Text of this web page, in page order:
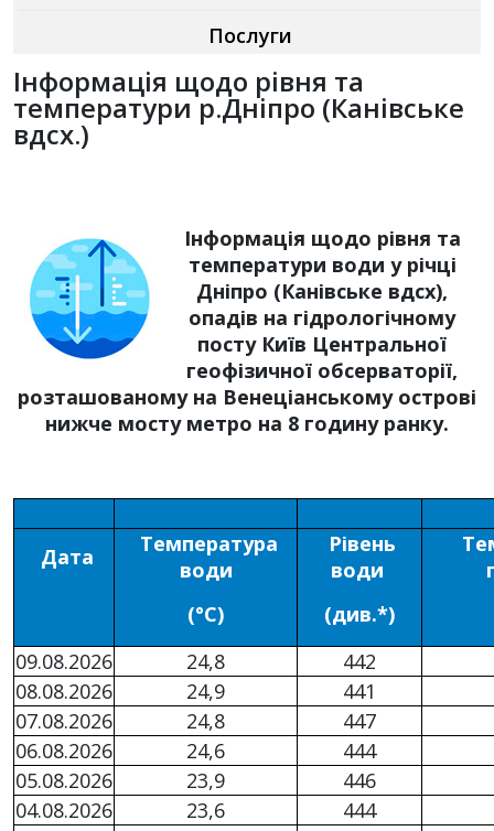
Послуги
Інформація щодо рівня та
температури р.Дніпро (Канівське
вдсх.)
Інформація щодо рівня та
температури води у річці
Дніпро (Канівське вдсх),
опадів на гідрологічному
посту Київ Центральної
геофізичної обсерваторії,
розташованому на Венеціанському острові
нижче мосту метро на 8 годину ранку.
Дата
Температура
води
(°С)
Рівень
води
(див.*)
09.08.2026 24,8
442
08.08.2026
24,9
441
07.08.2026
24,8
447
06.08.2026
24,6
444
05.08.2026
23,9
446
04.08.2026
23,6
444